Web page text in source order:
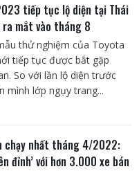
tiếp tục lộ diện tại Thái
mắt vào tháng 8
thử nghiệm của Toyota
tiếp tục được bắt gặp
So với lần lộ diện trước
mình lớp ngụy trang...
chạy nhất tháng 4/2022:
đỉnh’ với hơn 3.000 xe bán